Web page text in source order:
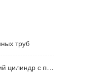
труб
фланцем